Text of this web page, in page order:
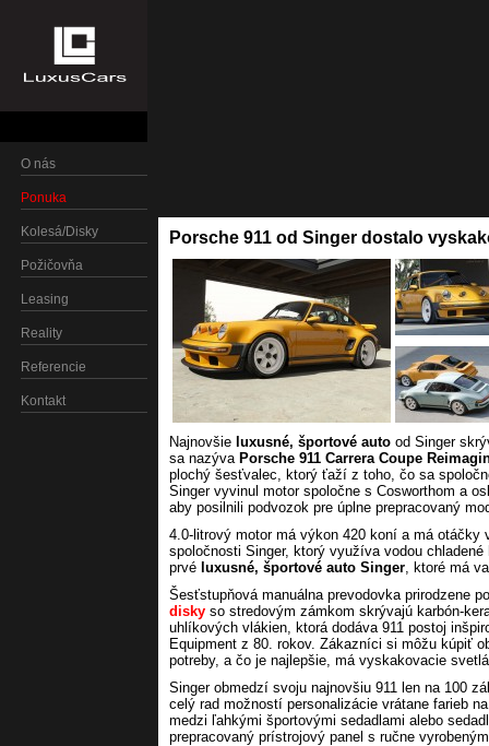
O nás
Ponuka
Kolesá/Disky
Požičovňa
Leasing
Reality
Referencie
Kontakt
Porsche 911 od Singer dostalo
Najnovšie luxusné, športové auto od Singer
sa nazýva Porsche 911 Carrera Coupe
plochý šesťvalec, ktorý ťaží z toho, čo sa
Singer vyvinul motor spoločne s Cosworthom a
aby posilnili podvozok pre úplne prepracovaný
4.0-litrový motor má výkon 420 koní a má
spoločnosti Singer, ktorý využíva vodou
prvé luxusné, športové auto Singer, ktoré má
Šesťstupňová manuálna prevodovka prirodzene
disky so stredovým zámkom skrývajú karbón-
uhlíkových vlákien, ktorá dodáva 911 postoj
Equipment z 80. rokov. Zákazníci si môžu kúpiť
potreby, a čo je najlepšie, má vyskakovacie
Singer obmedzí svoju najnovšiu 911 len na 100
celý rad možností personalizácie vrátane farieb
medzi ľahkými športovými sedadlami alebo
prepracovaný prístrojový panel s ručne